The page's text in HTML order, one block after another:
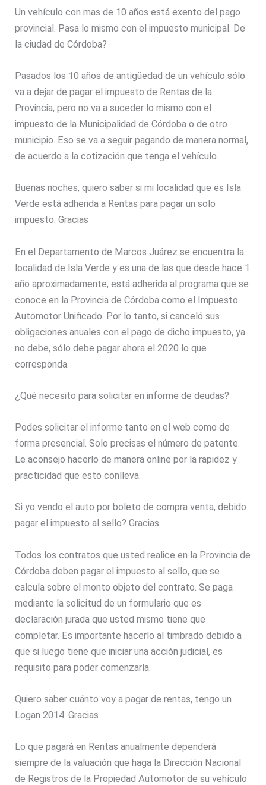
Un vehículo con mas de 10 años está exento del pago
provincial. Pasa lo mismo con el impuesto municipal. De
la ciudad de Córdoba?
Pasados los 10 años de antigüedad de un vehículo sólo
va a dejar de pagar el impuesto de Rentas de la
Provincia, pero no va a suceder lo mismo con el
impuesto de la Municipalidad de Córdoba o de otro
municipio. Eso se va a seguir pagando de manera normal,
de acuerdo a la cotización que tenga el vehículo.
Buenas noches, quiero saber si mi localidad que es Isla
Verde está adherida a Rentas para pagar un solo
impuesto. Gracias
En el Departamento de Marcos Juárez se encuentra la
localidad de Isla Verde y es una de las que desde hace 1
año aproximadamente, está adherida al programa que se
conoce en la Provincia de Córdoba como el Impuesto
Automotor Unificado. Por lo tanto, si canceló sus
obligaciones anuales con el pago de dicho impuesto, ya
no debe, sólo debe pagar ahora el 2020 lo que
corresponda.
¿Qué necesito para solicitar en informe de deudas?
Podes solicitar el informe tanto en el web como de
forma presencial. Solo precisas el número de patente.
Le aconsejo hacerlo de manera online por la rapidez y
practicidad que esto conlleva.
Si yo vendo el auto por boleto de compra venta, debido
pagar el impuesto al sello? Gracias
Todos los contratos que usted realice en la Provincia de
Córdoba deben pagar el impuesto al sello, que se
calcula sobre el monto objeto del contrato. Se paga
mediante la solicitud de un formulario que es
declaración jurada que usted mismo tiene que
completar. Es importante hacerlo al timbrado debido a
que si luego tiene que iniciar una acción judicial, es
requisito para poder comenzarla.
Quiero saber cuánto voy a pagar de rentas, tengo un
Logan 2014. Gracias
Lo que pagará en Rentas anualmente dependerá
siempre de la valuación que haga la Dirección Nacional
de Registros de la Propiedad Automotor de su vehículo